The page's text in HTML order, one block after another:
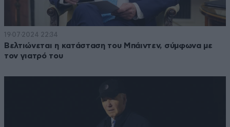
19·07·2024 22:34
Βελτιώνεται η κατάσταση του Μπάιντεν, σύμφωνα με
τον γιατρό του